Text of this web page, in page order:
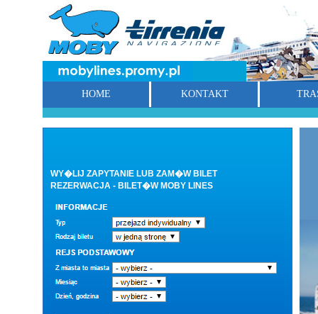
HOME KONTAKT
WY�LIJ ZAPYTANIE LUB ZAM�W BILET
REZERWACJA - BILET�W MOBY LINES